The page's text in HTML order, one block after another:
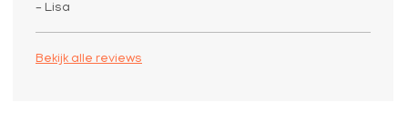
– Lisa
Bekijk alle reviews